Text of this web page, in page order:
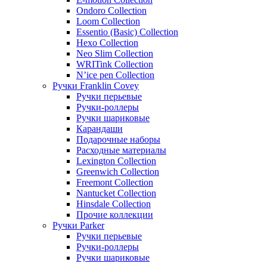
Ondoro Collection
Loom Collection
Essentio (Basic) Collection
Hexo Collection
Neo Slim Collection
WRITink Collection
N’ice pen Collection
Ручки Franklin Covey
Ручки перьевые
Ручки-роллеры
Ручки шариковые
Карандаши
Подарочные наборы
Расходные материалы
Lexington Collection
Greenwich Collection
Freemont Collection
Nantucket Collection
Hinsdale Collection
Прочие коллекции
Ручки Parker
Ручки перьевые
Ручки-роллеры
Ручки шариковые